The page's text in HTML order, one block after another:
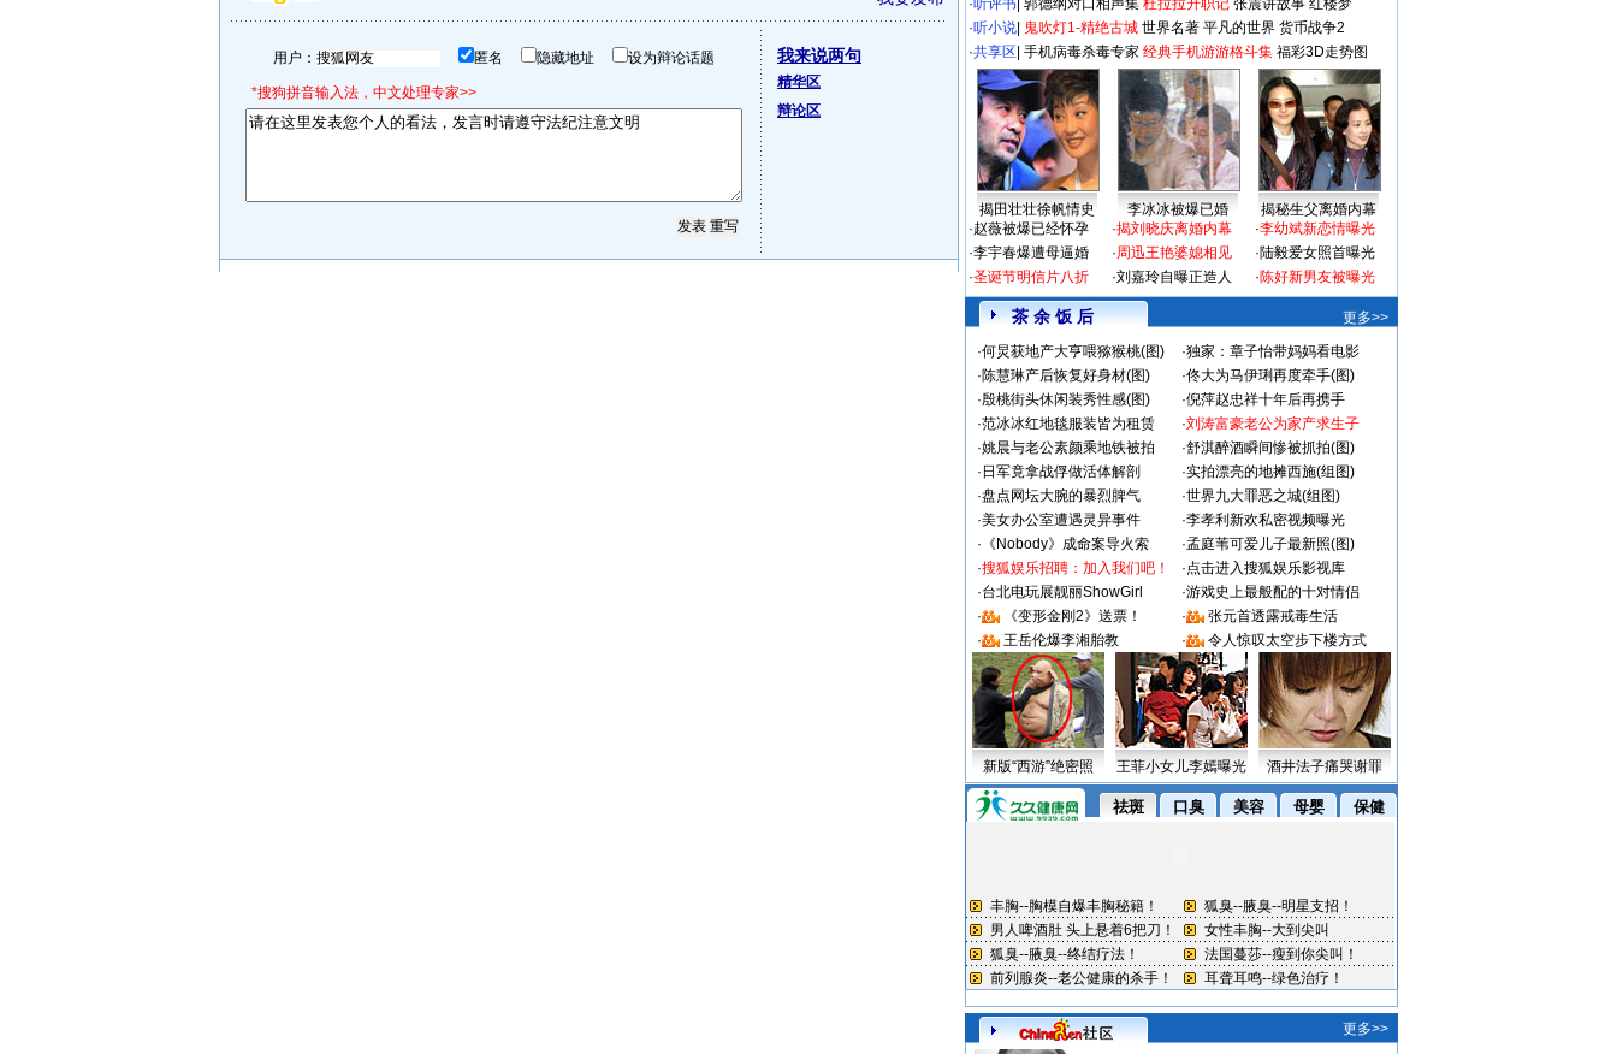
用户： 匿名 隐藏地址 设为辩论话题
*搜狗拼音输入法，中文处理专家>>
我来说两句
精华区
辩论区
·听评书 郭德纲对口相声集 杜拉拉升职记 张震讲故事 红楼梦
·听小说 鬼吹灯1-精绝古城 世界名著 平凡的世界 货币战争2
·共享区 手机病毒杀毒专家 经典手机游游格斗集 福彩3D走势图
揭田壮壮徐帆情史 李冰冰被爆已婚
揭秘生父离婚内幕
·赵薇被爆已经怀孕
·李宇春爆遭母逼婚
·圣诞节明信片八折
·揭刘晓庆离婚内幕
·周迅王艳婆媳相见
·刘嘉玲自曝正造人
·李幼斌新恋情曝光
·陆毅爱女照首曝光
·陈好新男友被曝光
茶 余 饭 后
更多>>
·何炅获地产大亨喂猕猴桃(图) ·独家：章子怡带妈妈看电影
·陈慧琳产后恢复好身材(图) ·佟大为马伊琍再度牵手(图)
·殷桃街头休闲装秀性感(图) ·倪萍赵忠祥十年后再携手
·范冰冰红地毯服装皆为租赁 ·刘涛富豪老公为家产求生子
·姚晨与老公素颜乘地铁被拍 ·舒淇醉酒瞬间惨被抓拍(图)
· 日军竟拿战俘做活体解剖 ·实拍漂亮的地摊西施(组图)
·盘点网坛大腕的暴烈脾气 ·世界九大罪恶之城(组图)
·美女办公室遭遇灵异事件 ·李孝利新欢私密视频曝光
· 《Nobody》成命案导火索 ·孟庭苇可爱儿子最新照(图)
·搜狐娱乐招聘：加入我们吧！ ·点击进入搜狐娱乐影视库
·台北电玩展靓丽ShowGirl ·游戏史上最般配的十对情侣
·
《变形金刚2》送票！ ·
张元首透露戒毒生活
·
王岳伦爆李湘胎教 · 令人惊叹太空步下楼方式
新版“西游”绝密照 王菲小女儿李嫣曝光 酒井法子痛哭谢罪
更多>>